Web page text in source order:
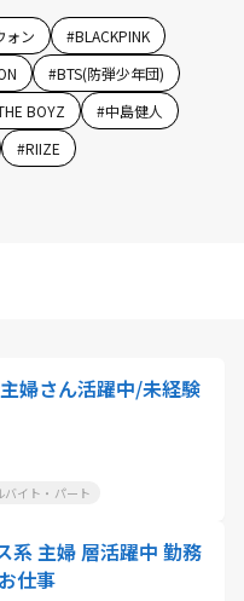
ォン #BLACKPINK
#BTS(防弾少年団)
BOYZ #中島健人
#RIIZE
婦さん活躍中/未経験
バイト・パート
系 主婦 層活躍中 勤務
仕事